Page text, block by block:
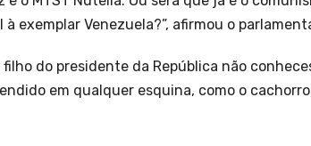
exemplar Venezuela?”, afirmou o
do presidente da República não
em qualquer esquina, como o